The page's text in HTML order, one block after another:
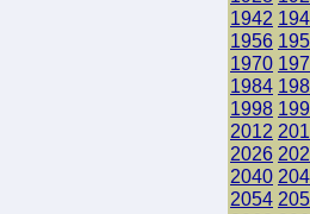
1942
1956
1970
1984
1998
2012
2026
2040
2054